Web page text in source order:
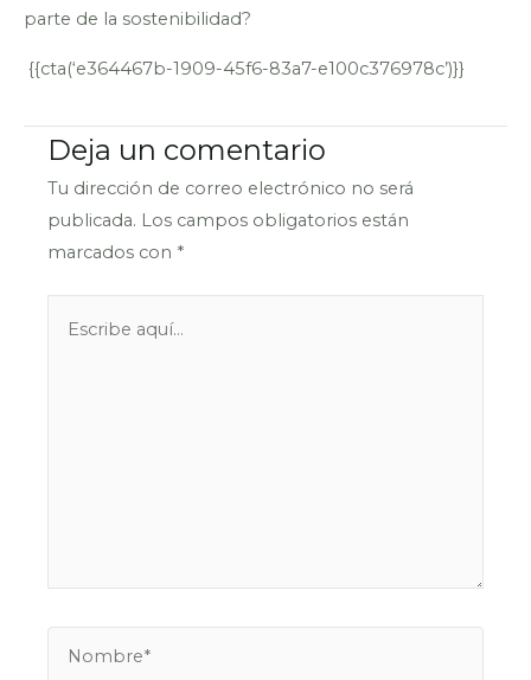
parte de la sostenibilidad?
{{cta(‘e364467b-1909-45f6-83a7-e100c376978c’)}}
Deja un comentario
Tu dirección de correo electrónico no será
publicada. Los campos obligatorios están
marcados con *
aquí...